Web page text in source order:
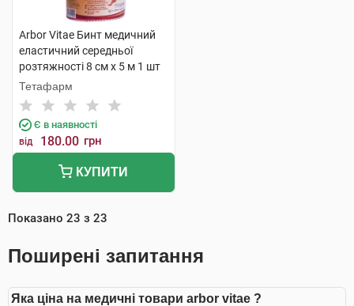
Arbor Vitae Бинт медичний
еластичний середньої
розтяжності 8 см х 5 м 1 шт
Тетафарм
Є в наявності
від 180.00 грн
КУПИТИ
Показано 23 з 23
Поширені запитання
Яка ціна на медичні товари arbor vitae ?